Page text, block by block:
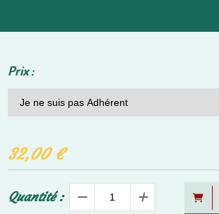
Prix :
32,00€
Quantité :